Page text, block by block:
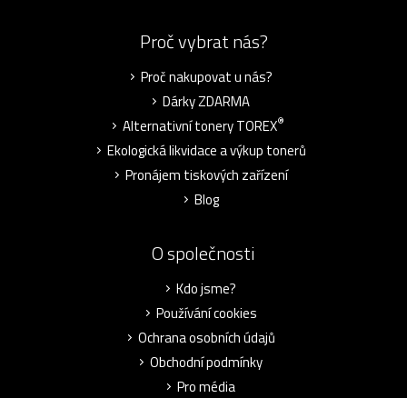
Proč vybrat nás?
Proč nakupovat u nás?
Dárky ZDARMA
Alternativní tonery TOREX®
Ekologická likvidace a výkup tonerů
Pronájem tiskových zařízení
Blog
O společnosti
Kdo jsme?
Používání cookies
Ochrana osobních údajů
Obchodní podmínky
Pro média